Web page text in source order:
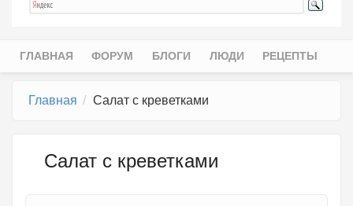
Главное меню
ГЛАВНАЯ ФОРУМ БЛОГИ ЛЮДИ РЕЦЕПТЫ
Главная Салат с креветками
Салат с креветками